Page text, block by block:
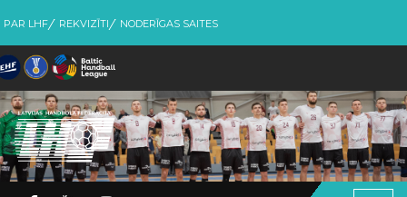
PAR LHF REKVIZĪTI NODERĪGAS SAITES